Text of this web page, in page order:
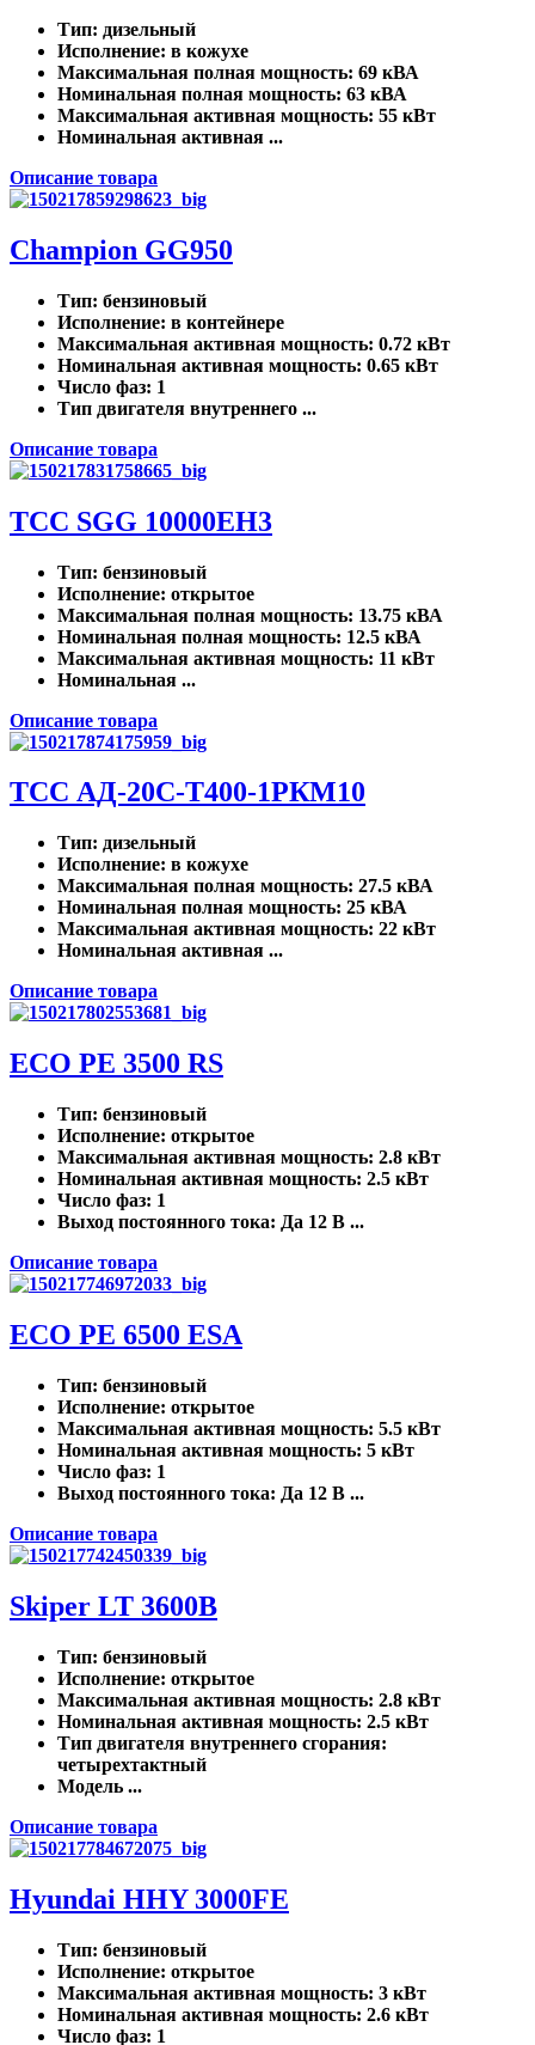
Тип: дизельный
Исполнение: в кожухе
Максимальная полная мощность: 69 кВА
Номинальная полная мощность: 63 кВА
Максимальная активная мощность: 55 кВт
Номинальная активная ...
Описание товара
Champion GG950
Тип: бензиновый
Исполнение: в контейнере
Максимальная активная мощность: 0.72 кВт
Номинальная активная мощность: 0.65 кВт
Число фаз: 1
Тип двигателя внутреннего ...
Описание товара
ТСС SGG 10000EH3
Тип: бензиновый
Исполнение: открытое
Максимальная полная мощность: 13.75 кВА
Номинальная полная мощность: 12.5 кВА
Максимальная активная мощность: 11 кВт
Номинальная ...
Описание товара
ТСС АД-20С-Т400-1РКМ10
Тип: дизельный
Исполнение: в кожухе
Максимальная полная мощность: 27.5 кВА
Номинальная полная мощность: 25 кВА
Максимальная активная мощность: 22 кВт
Номинальная активная ...
Описание товара
ECO PE 3500 RS
Тип: бензиновый
Исполнение: открытое
Максимальная активная мощность: 2.8 кВт
Номинальная активная мощность: 2.5 кВт
Число фаз: 1
Выход постоянного тока: Да 12 В ...
Описание товара
ECO PE 6500 ESA
Тип: бензиновый
Исполнение: открытое
Максимальная активная мощность: 5.5 кВт
Номинальная активная мощность: 5 кВт
Число фаз: 1
Выход постоянного тока: Да 12 В ...
Описание товара
Skiper LT 3600B
Тип: бензиновый
Исполнение: открытое
Максимальная активная мощность: 2.8 кВт
Номинальная активная мощность: 2.5 кВт
Тип двигателя внутреннего сгорания:
четырехтактный
Модель ...
Описание товара
Hyundai HHY 3000FE
Тип: бензиновый
Исполнение: открытое
Максимальная активная мощность: 3 кВт
Номинальная активная мощность: 2.6 кВт
Число фаз: 1